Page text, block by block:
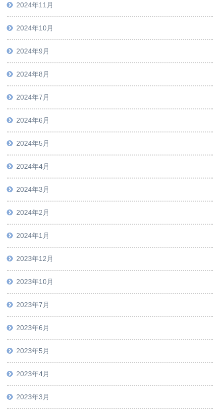
2024年11月
2024年10月
2024年9月
2024年8月
2024年7月
2024年6月
2024年5月
2024年4月
2024年3月
2024年2月
2024年1月
2023年12月
2023年10月
2023年7月
2023年6月
2023年5月
2023年4月
2023年3月